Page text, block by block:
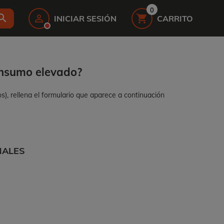
 INICIAR SESIÓN  CARRITO
0
elevado?
rellena el formulario que aparece a continuación